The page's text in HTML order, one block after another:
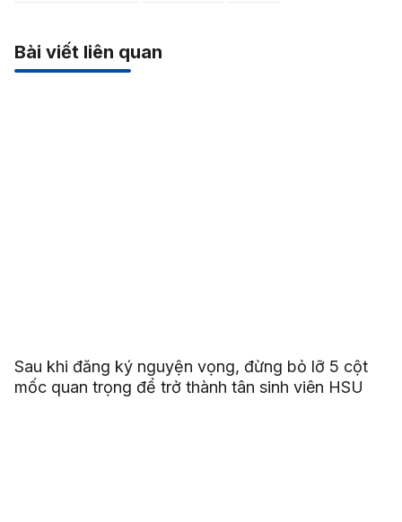
Bài viết liên quan
Sau khi đăng ký nguyện vọng, đừng bỏ lỡ 5 cột
mốc quan trọng để trở thành tân sinh viên HSU